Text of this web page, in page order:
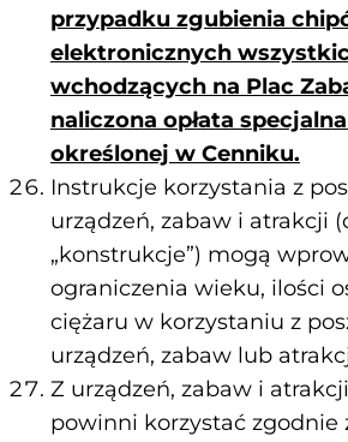
przypadku zgubienia
elektronicznych
wchodzących na Plac
naliczona opłata
określonej w Cenniku.
Instrukcje korzystania z
urządzeń, zabaw i atrakcji
„konstrukcje”) mogą
ograniczenia wieku, ilości
ciężaru w korzystaniu z
urządzeń, zabaw lub
Z urządzeń, zabaw i
powinni korzystać zgodnie